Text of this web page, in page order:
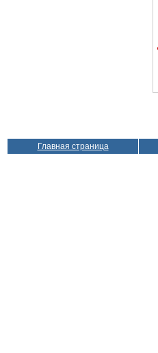
Главная страница